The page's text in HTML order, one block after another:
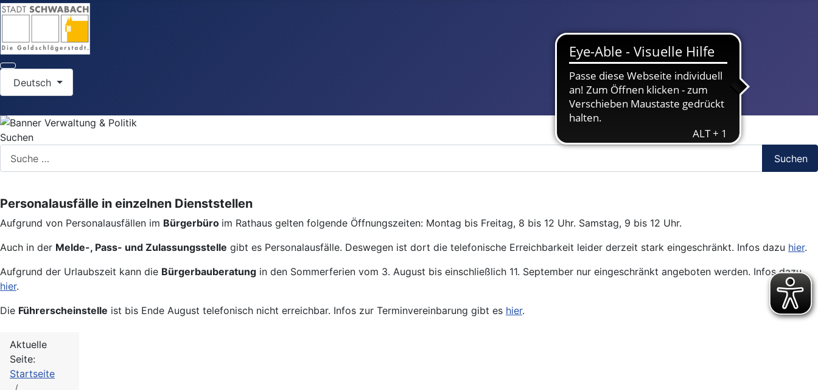
Deutsch
Suchen
Suchen
Personalausfälle in einzelnen Dienststellen
Aufgrund von Personalausfällen im Bürgerbüro im Rathaus gelten folgende Öffnungszeiten: Montag bis Freitag, 8 bis 12 Uhr. Samstag, 9 bis 12 Uhr.
Auch in der Melde-, Pass- und Zulassungsstelle gibt es Personalausfälle. Deswegen ist dort die telefonische Erreichbarkeit leider derzeit stark eingeschränkt. Infos dazu hier.
Aufgrund der Urlaubszeit kann die Bürgerbauberatung in den Sommerferien vom 3. August bis einschließlich 11. September nur eingeschränkt angeboten werden. Infos dazu
hier.
Die Führerscheinstelle ist bis Ende August telefonisch nicht erreichbar. Infos zur Terminvereinbarung gibt es hier.
Aktuelle
Seite:
Startseite